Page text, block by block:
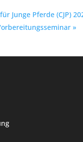
Junge Pferde (CJP)
»